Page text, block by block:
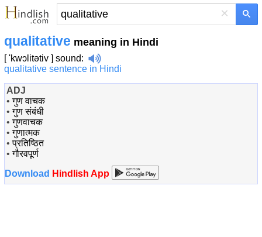
×
qualitative meaning in Hindi
[ 'kwɔlitətiv ] sound:
qualitative sentence in Hindi
ADJ
•गुण वाचक
•गुण संबंधी
•गुणवाचक
•गुणात्मक
•प्रतिष्ठित
•गौरवपूर्ण
Download Hindlish App